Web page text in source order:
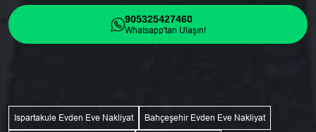
905325427460
Whatsapp'tan Ulaşın!
Ispartakule Evden Eve Nakliyat Bahçeşehir Evden Eve Nakliyat